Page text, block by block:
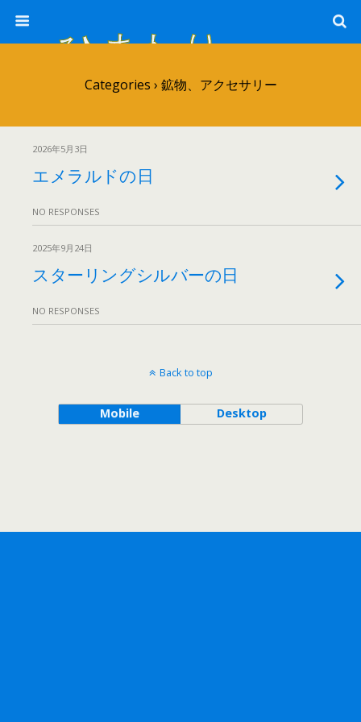
ひまわり畑 sunflower-field
Categories › 鉱物、アクセサリー
2026年5月3日
エメラルドの日
NO RESPONSES
2025年9月24日
スターリングシルバーの日
NO RESPONSES
Back to top
Mobile Desktop